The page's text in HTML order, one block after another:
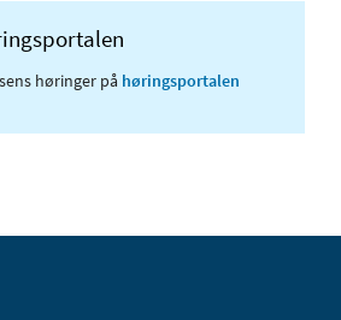
høringer på høringsportalen